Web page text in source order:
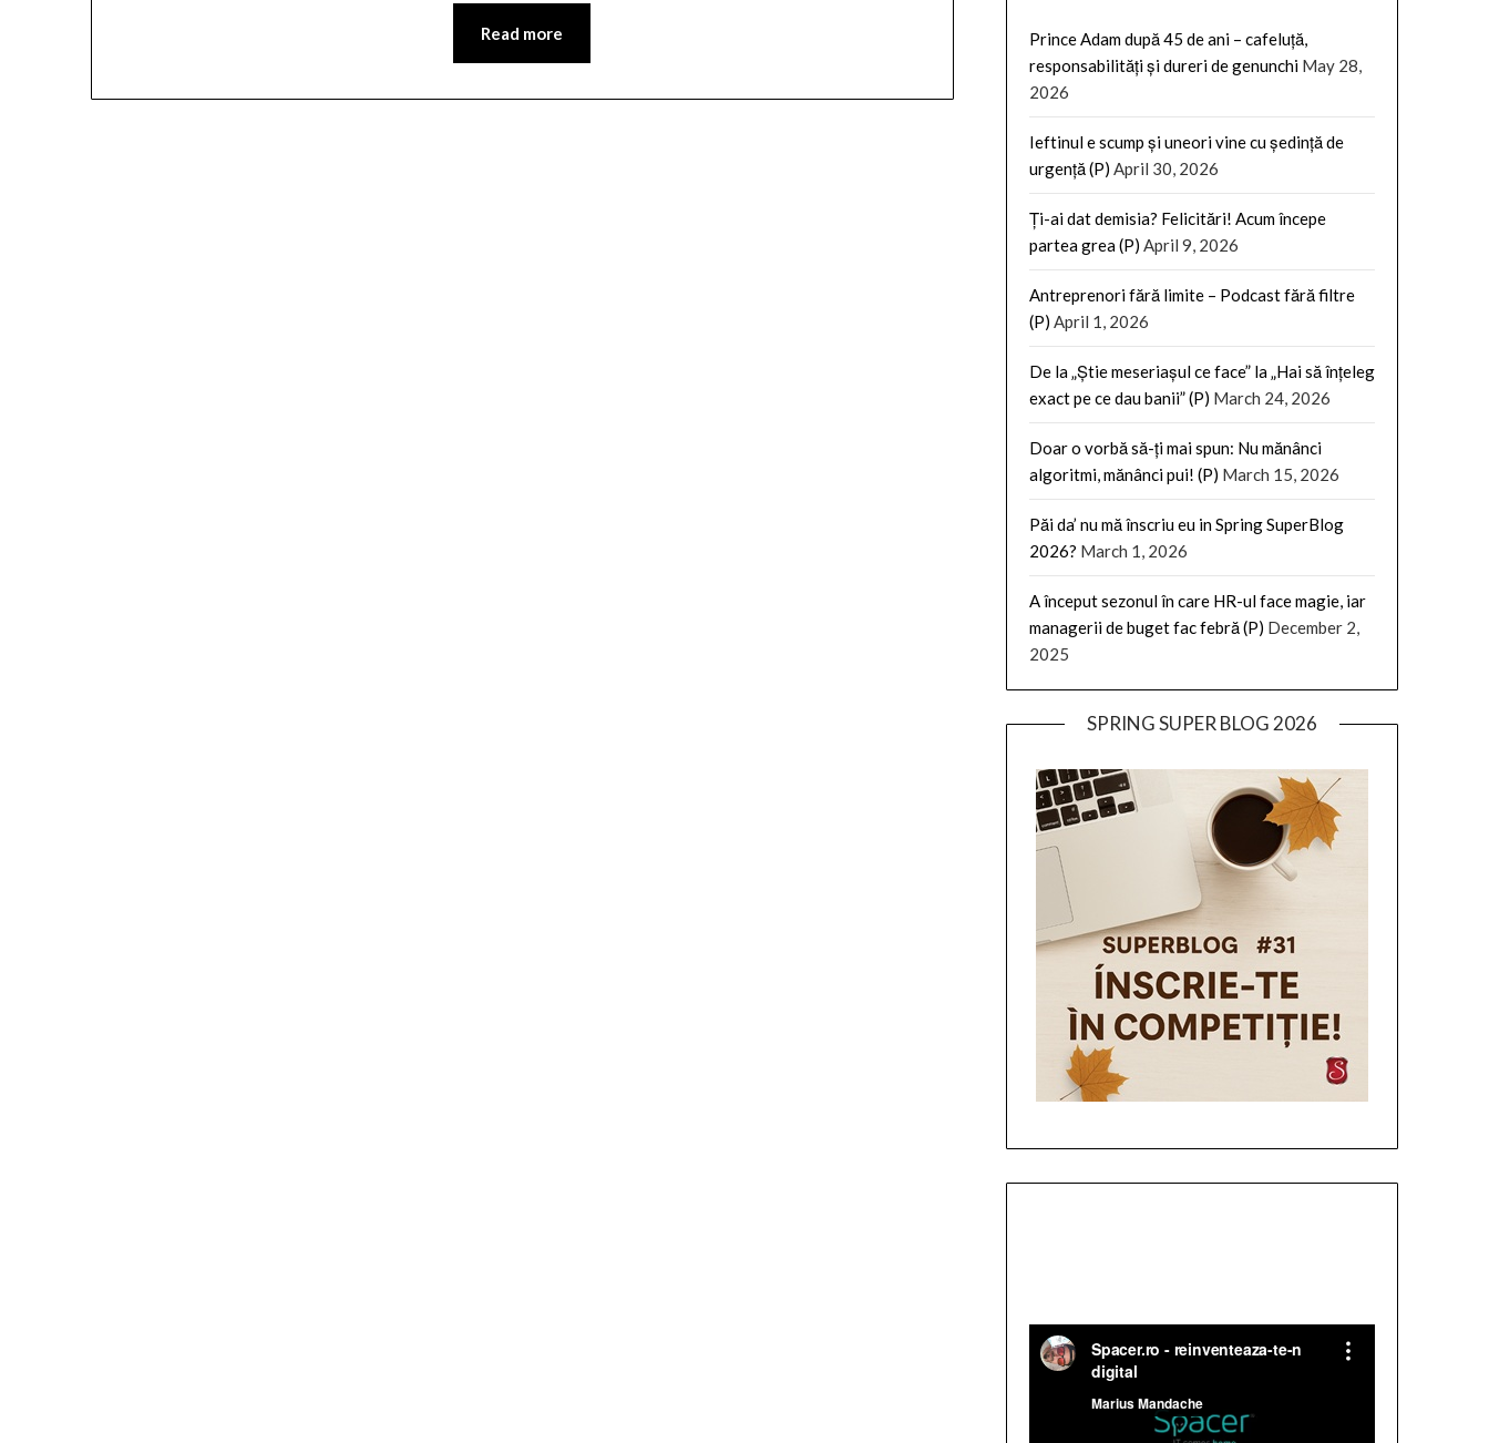
Read more
Prince Adam după 45 de ani – cafeluță,
responsabilități și dureri de genunchi May 28,
2026
Ieftinul e scump și uneori vine cu ședință de
urgență (P) April 30, 2026
Ți-ai dat demisia? Felicitări! Acum începe
partea grea (P) April 9, 2026
Antreprenori fără limite – Podcast fără filtre
(P) April 1, 2026
De la „Știe meseriașul ce face” la „Hai să înțeleg
exact pe ce dau banii” (P) March 24, 2026
Doar o vorbă să-ți mai spun: Nu mănânci
algoritmi, mănânci pui! (P) March 15, 2026
Păi da’ nu mă înscriu eu in Spring SuperBlog
2026? March 1, 2026
A început sezonul în care HR-ul face magie, iar
managerii de buget fac febră (P) December 2,
2025
SPRING SUPER BLOG 2026